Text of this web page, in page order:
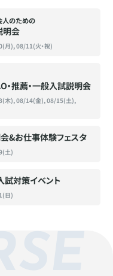
人のための
明会
), 08/11(火・祝)
・推薦・一般入試説明会
木), 08/14(金), 08/15(土),
&お仕事体験フェスタ
土)
試対策イベント
日)